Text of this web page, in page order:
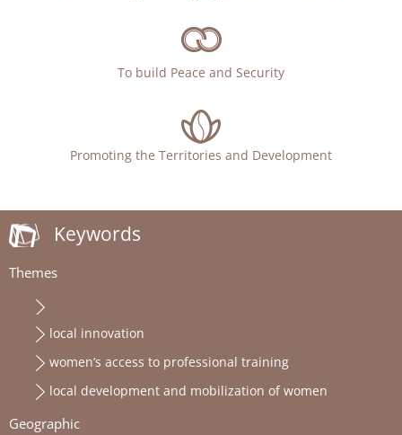
To build Peace and Security
Promoting the Territories and Development
Keywords
Themes
local innovation
women’s access to professional training
local development and mobilization of women
Geographic